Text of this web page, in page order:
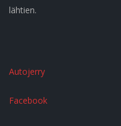
lähtien.
Autojerry
Facebook